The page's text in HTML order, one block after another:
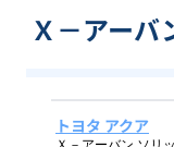
Ｘ－アーバ
トヨタ アクア